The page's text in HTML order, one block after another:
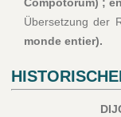
Compotorum) ;
Übersetzung der
monde entier).